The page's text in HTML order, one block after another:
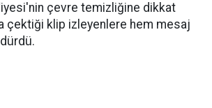
çevre temizliğine dikkat
çektiği klip izleyenlere hem mesaj